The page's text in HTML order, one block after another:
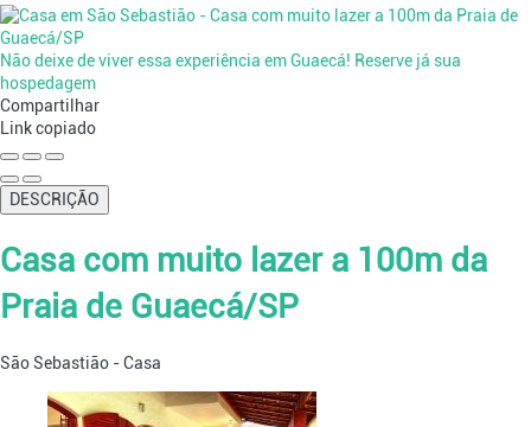
Não deixe de viver essa experiência em Guaecá! Reserve já sua
hospedagem
Compartilhar
Link copiado
DESCRIÇÃO
Casa com muito lazer a 100m da
Praia de Guaecá/SP
São Sebastião -Casa